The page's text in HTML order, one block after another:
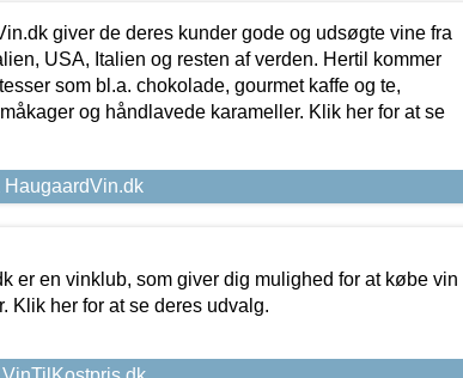
giver de deres kunder gode og udsøgte vine fra
USA, Italien og resten af verden. Hertil kommer
som bl.a. chokolade, gourmet kaffe og te,
og håndlavede karameller. Klik her for at se
er en vinklub, som giver dig mulighed for at købe vin
Klik her for at se deres udvalg.